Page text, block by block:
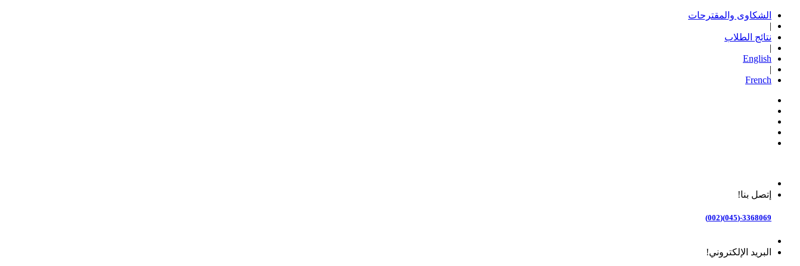
الشكاوى والمقترحات
|
نتائج الطلاب
|
English
|
French
إتصل بنا!
3368069-(045)(002)
البريد الإلكتروني!